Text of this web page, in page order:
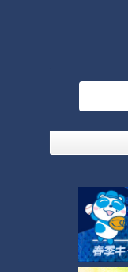
1188円の寿司は864
激安の秘密は